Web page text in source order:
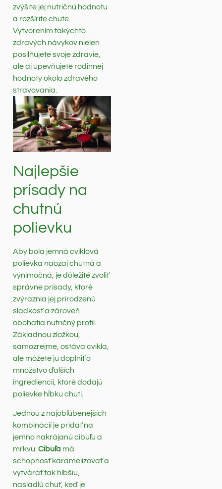
zvýšite jej nutričnú hodnotu
a rozšírite chute.
Vytvorením takýchto
zdravých návykov nielen
posilňujete svoje zdravie,
ale aj upevňujete rodinnej
hodnoty okolo zdravého
stravovania.
Najlepšie
prísady na
chutnú
polievku
Aby bola jemná cviklová
polievka naozaj chutná a
výnimočná, je dôležité zvoliť
správne prísady, ktoré
zvýraznia jej prirodzenú
sladkosť a zároveň
obohatia nutričný profil.
Základnou zložkou,
samozrejme, ostáva cvikla,
ale môžete ju doplniť o
množstvo ďalších
ingrediencií, ktoré dodajú
polievke hĺbku chuti.
Jednou z najobľúbenejších
kombinácií je pridať na
jemno nakrájanú cibuľu a
mrkvu. Cibuľa má
schopnosť karamelizovať a
vytvárať tak hlbšiu,
nasladlú chuť, keď je